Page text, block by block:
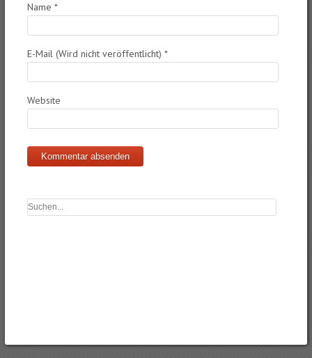
Name *
E-Mail (Wird nicht veröffentlicht) *
Website